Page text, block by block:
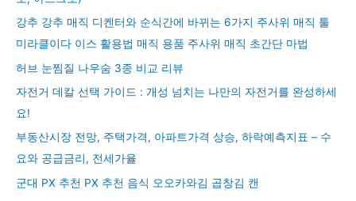
강추 강추 매직 디켄터와 순식간에 바뀌는 6가지 주사위 매직 툴
미라클이다 이스 활용법 매직 용품 주사위 매직 초간단 마법
허브 눈찜질 나우숨 3종 비교 리뷰
자전거 데칼 선택 가이드 : 개성 넘치는 나만의 자전거를 완성하세
요!
부동산시장 전망, 주택가격, 아파트가격 상승, 하락예측지표 – 수
요와 공급금리, 전세가율
군대 PX 추천 PX 추천 음식 오오카와김 곱창김 캔